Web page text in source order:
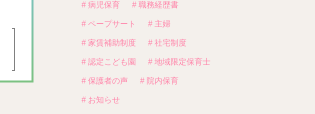
# 病児保育 # 職務経歴書
# ペープサート # 主婦
# 家賃補助制度 # 社宅制度
# 認定こども園 # 地域限定保育士
# 保護者の声 # 院内保育
# お知らせ